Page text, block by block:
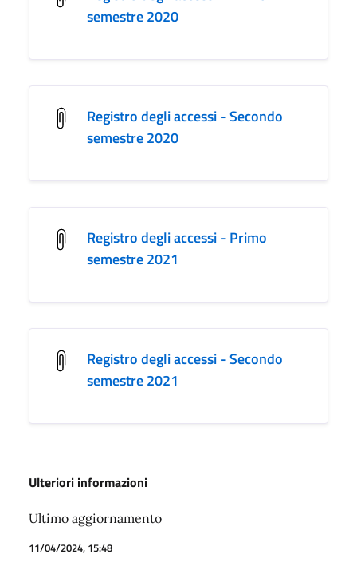
semestre 2020
Registro degli accessi - Secondo
semestre 2020
Registro degli accessi - Primo
semestre 2021
Registro degli accessi - Secondo
semestre 2021
Ulteriori informazioni
Ultimo aggiornamento
11/04/2024, 15:48